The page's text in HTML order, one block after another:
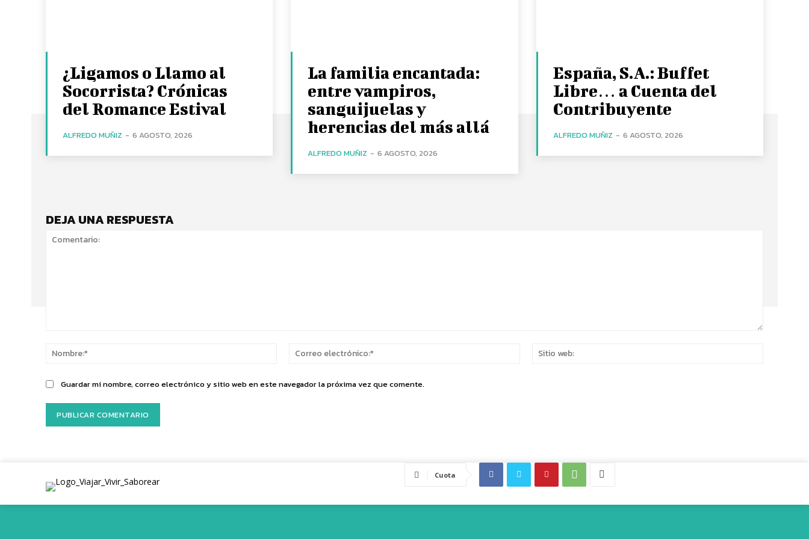
¿Ligamos o Llamo al
Socorrista? Crónicas
del Romance Estival
ALFREDO MUÑIZ - 6 AGOSTO, 2026
La familia encantada:
entre vampiros,
sanguijuelas y
herencias del más allá
ALFREDO MUÑIZ - 6 AGOSTO, 2026
España, S.A.: Buffet
Libre… a Cuenta del
Contribuyente
ALFREDO MUÑIZ - 6 AGOSTO, 2026
DEJA UNA RESPUESTA
Nombre:*
Correo
Guardar mi nombre, correo electrónico y sitio web en este navegador la próxima vez que comente.
Cuota